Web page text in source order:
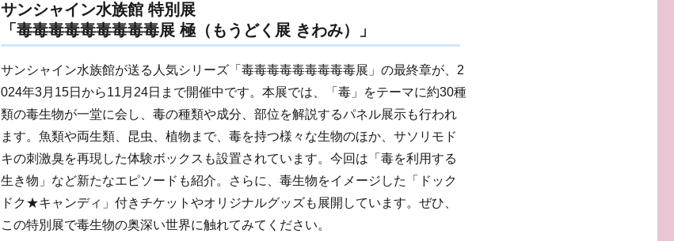
サンシャイン水族館 特別展
「毒毒毒毒毒毒毒毒毒展 極（もうどく展 きわみ）」
サンシャイン水族館が送る人気シリーズ「毒毒毒毒毒毒毒毒毒展」の最終章が、2
024年3月15日から11月24日まで開催中です。本展では、「毒」をテーマに約30種
類の毒生物が一堂に会し、毒の種類や成分、部位を解説するパネル展示も行われ
ます。魚類や両生類、昆虫、植物まで、毒を持つ様々な生物のほか、サソリモド
キの刺激臭を再現した体験ボックスも設置されています。今回は「毒を利用する
生き物」など新たなエピソードも紹介。さらに、毒生物をイメージした「ドック
ドク★キャンディ」付きチケットやオリジナルグッズも展開しています。ぜひ、
この特別展で毒生物の奥深い世界に触れてみてください。